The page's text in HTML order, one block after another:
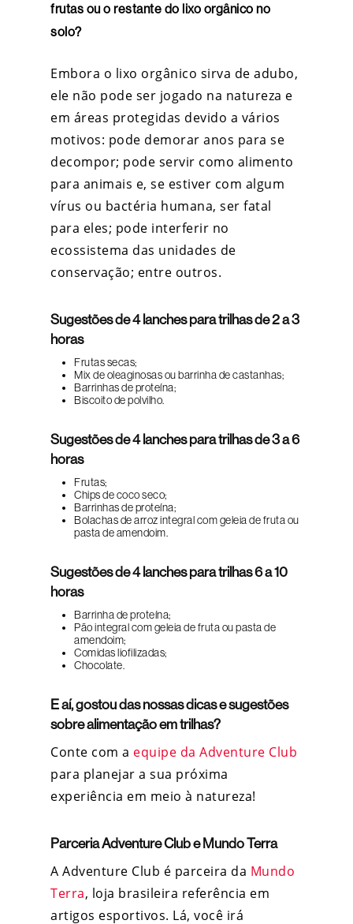
frutas ou o restante do lixo orgânico no
solo?
Embora o lixo orgânico sirva de adubo,
ele não pode ser jogado na natureza e
em áreas protegidas devido a vários
motivos: pode demorar anos para se
decompor; pode servir como alimento
para animais e, se estiver com algum
vírus ou bactéria humana, ser fatal
para eles; pode interferir no
ecossistema das unidades de
conservação; entre outros.
Sugestões de 4 lanches para trilhas de 2 a 3
horas
Frutas secas;
Mix de oleaginosas ou barrinha de castanhas;
Barrinhas de proteína;
Biscoito de polvilho.
Sugestões de 4 lanches para trilhas de 3 a 6
horas
Frutas;
Chips de coco seco;
Barrinhas de proteína;
Bolachas de arroz integral com geleia de fruta ou
pasta de amendoim.
Sugestões de 4 lanches para trilhas 6 a 10
horas
Barrinha de proteína;
Pão integral com geleia de fruta ou pasta de
amendoim;
Comidas liofilizadas;
Chocolate.
E aí, gostou das nossas dicas e sugestões
sobre alimentação em trilhas?
Conte com a equipe da Adventure Club
para planejar a sua próxima
experiência em meio à natureza!
Parceria Adventure Club e Mundo Terra
A Adventure Club é parceira da Mundo
Terra, loja brasileira referência em
artigos esportivos. Lá, você irá